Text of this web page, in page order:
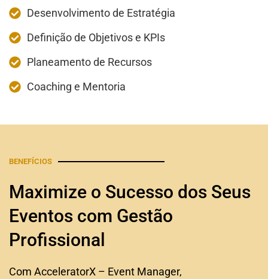
Desenvolvimento de Estratégia
Definição de Objetivos e KPIs
Planeamento de Recursos
Coaching e Mentoria
BENEFÍCIOS
Maximize o Sucesso dos Seus
Eventos com Gestão
Profissional
Com AcceleratorX – Event Manager,